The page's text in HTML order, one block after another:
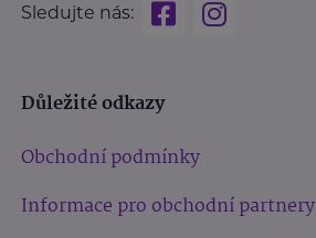
Sledujte nás:
Důležité odkazy
Obchodní podmínky
Informace pro obchodní partnery